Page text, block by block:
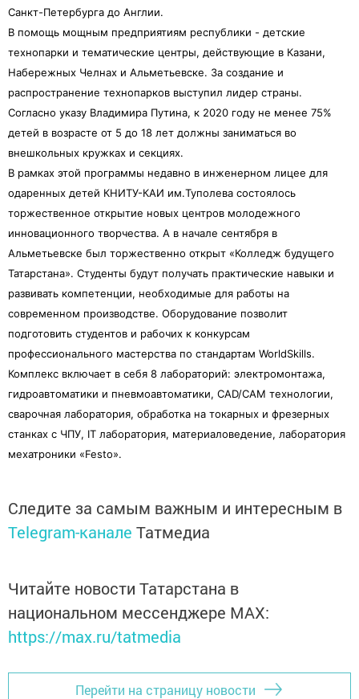
Санкт-Петербурга до Англии.
В помощь мощным предприятиям республики - детские
технопарки и тематические центры, действующие в Казани,
Набережных Челнах и Альметьевске. За создание и
распространение технопарков выступил лидер страны.
Согласно указу Владимира Путина, к 2020 году не менее 75%
детей в возрасте от 5 до 18 лет должны заниматься во
внешкольных кружках и секциях.
В рамках этой программы недавно в инженерном лицее для
одаренных детей КНИТУ-КАИ им.Туполева состоялось
торжественное открытие новых центров молодежного
инновационного творчества. А в начале сентября в
Альметьевске был торжественно открыт «Колледж будущего
Татарстана». Студенты будут получать практические навыки и
развивать компетенции, необходимые для работы на
современном производстве. Оборудование позволит
подготовить студентов и рабочих к конкурсам
профессионального мастерства по стандартам WorldSkills.
Комплекс включает в себя 8 лабораторий: электромонтажа,
гидроавтоматики и пневмоавтоматики, CAD/CAM технологии,
сварочная лаборатория, обработка на токарных и фрезерных
станках с ЧПУ, IT лаборатория, материаловедение, лаборатория
мехатроники «Festo».
Следите за самым важным и интересным в
Telegram-канале Татмедиа
Читайте новости Татарстана в
национальном мессенджере MАХ:
https://max.ru/tatmedia
Перейти на страницу новости